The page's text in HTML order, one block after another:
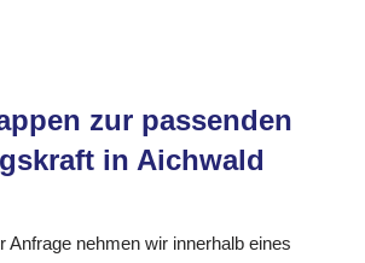
zur passenden
in Aichwald
Anfrage nehmen wir innerhalb eines